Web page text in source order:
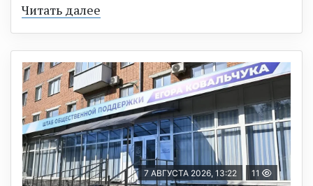
Читать далее
7 АВГУСТА 2026, 13:22 11